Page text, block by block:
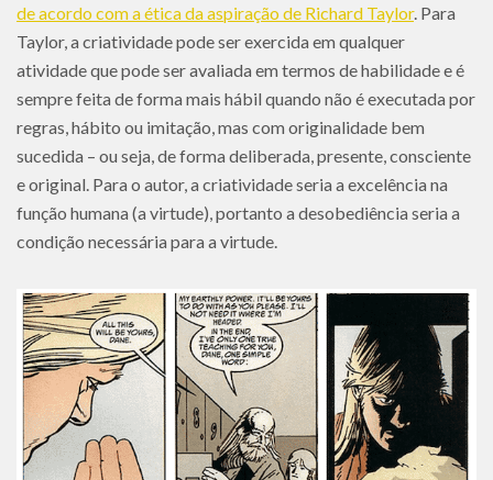
de acordo com a ética da aspiração de Richard Taylor. Para
Taylor, a criatividade pode ser exercida em qualquer
atividade que pode ser avaliada em termos de habilidade e é
sempre feita de forma mais hábil quando não é executada por
regras, hábito ou imitação, mas com originalidade bem
sucedida – ou seja, de forma deliberada, presente, consciente
e original. Para o autor, a criatividade seria a excelência na
função humana (a virtude), portanto a desobediência seria a
condição necessária para a virtude.